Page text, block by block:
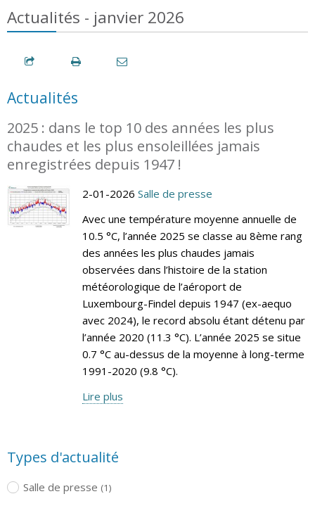
Actualités - janvier 2026
Actualités
2025 : dans le top 10 des années les plus
chaudes et les plus ensoleillées jamais
enregistrées depuis 1947 !
2-01-2026 Salle de presse
Avec une température moyenne annuelle de
10.5 °C, l’année 2025 se classe au 8ème rang
des années les plus chaudes jamais
observées dans l’histoire de la station
météorologique de l’aéroport de
Luxembourg-Findel depuis 1947 (ex-aequo
avec 2024), le record absolu étant détenu par
l’année 2020 (11.3 °C). L’année 2025 se situe
0.7 °C au-dessus de la moyenne à long-terme
1991-2020 (9.8 °C).
Lire plus
Types d'actualité
Salle de presse (1)